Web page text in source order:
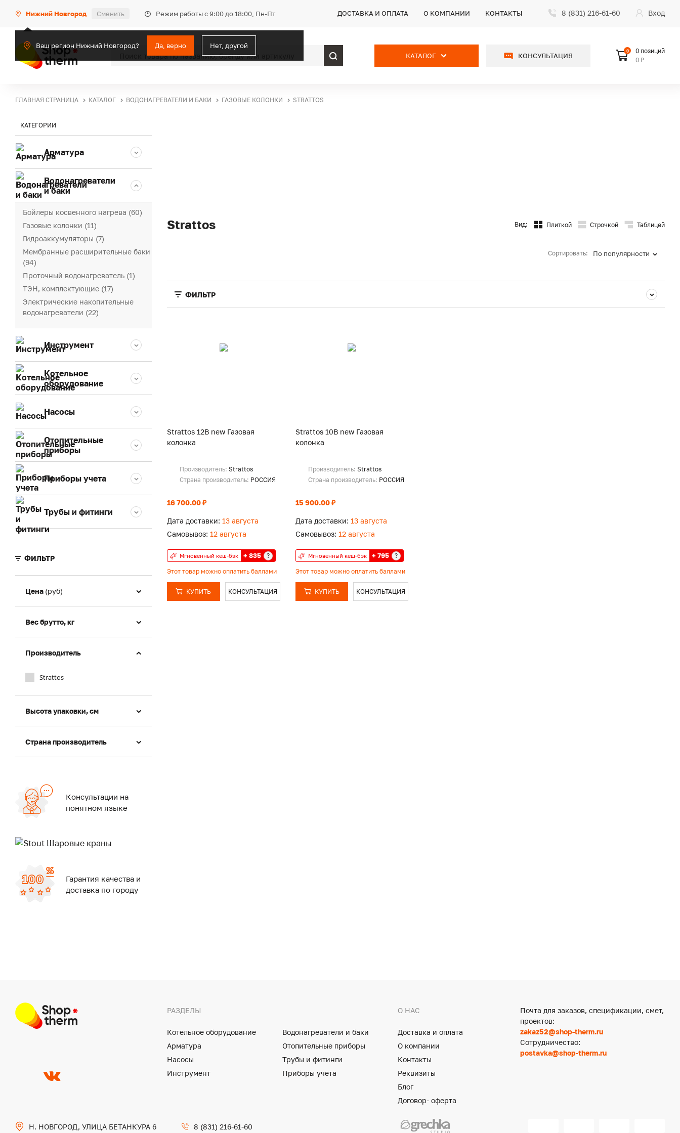
Нижний Новгород Сменить Режим работы с 9:00 до 18:00, Пн-Пт
Ваш регион Нижний Новгород? Да, верно Нет, другой
ДОСТАВКА И ОПЛАТА О КОМПАНИИ КОНТАКТЫ 8 (831) 216-61-60 Вход
КАТАЛОГ КОНСУЛЬТАЦИЯ
0
0 позиций
0 ₽
ГЛАВНАЯ СТРАНИЦА КАТАЛОГ ВОДОНАГРЕВАТЕЛИ И БАКИ ГАЗОВЫЕ КОЛОНКИ STRATTOS
КАТЕГОРИИ
Арматура
Водонагреватели
и баки
Бойлеры косвенного нагрева (60)
Газовые колонки (11)
Гидроаккумуляторы (7)
Мембранные расширительные баки
(94)
Проточный водонагреватель (1)
ТЭН, комплектующие (17)
Электрические накопительные
водонагреватели (22)
Инструмент
Котельное
оборудование
Насосы
Отопительные
приборы
Приборы учета
Трубы и фитинги
ФИЛЬТР
Цена (руб)
Вес брутто, кг
Производитель
Strattos
Высота упаковки, см
Страна производитель
Консультации на
понятном языке
Гарантия качества и
доставка по городу
Strattos Вид: Плиткой Строчкой Таблицей
Сортировать: По популярности
ФИЛЬТР
Strattos 12B new Газовая
колонка
Производитель: Strattos
Страна производитель: РОССИЯ
16 700.00 ₽
Дата доставки: 13 августа
Самовывоз: 12 августа
Мгновенный кеш-бэк + 835 ?
Этот товар можно оплатить баллами
КУПИТЬ КОНСУЛЬТАЦИЯ
Strattos 10B new Газовая
колонка
Производитель: Strattos
Страна производитель: РОССИЯ
15 900.00 ₽
Дата доставки: 13 августа
Самовывоз: 12 августа
Мгновенный кеш-бэк + 795 ?
Этот товар можно оплатить баллами
КУПИТЬ КОНСУЛЬТАЦИЯ
РАЗДЕЛЫ
Котельное оборудование
Водонагреватели и баки
Арматура
Отопительные приборы
Насосы
Трубы и фитинги
Инструмент
Приборы учета
О НАС
Доставка и оплата
О компании
Контакты
Реквизиты
Блог
Договор- оферта
Почта для заказов, спецификации, смет,
проектов:
zakaz52@shop-therm.ru
Сотрудничество:
postavka@shop-therm.ru
Н. НОВГОРОД, УЛИЦА БЕТАНКУРА 6 8 (831) 216-61-60